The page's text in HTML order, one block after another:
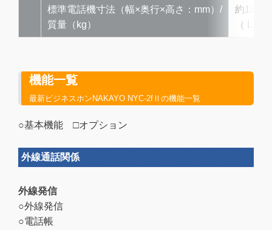
標準電話機寸法（幅×奥行×高さ：mm）/
質量（kg）
約
（
機能一覧
最新ビジネスホンNAKAYO NYC-2fⅡの機能一覧
○基本機能 □オプション
外線通話関係
外線発信
○外線発信
○電話帳